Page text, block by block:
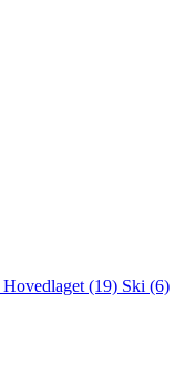
Hovedlaget (19) Ski (6)